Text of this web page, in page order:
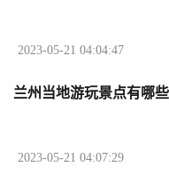
2023-05-21 04:04:47
兰州当地游玩景点有哪
2023-05-21 04:07:29